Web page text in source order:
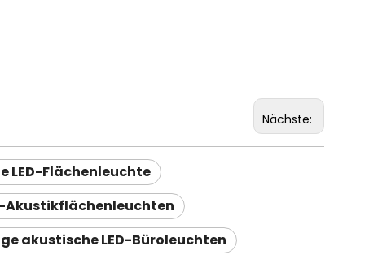
Nächste:
LED-Flächenleuchte
Akustikflächenleuchten
akustische LED-Büroleuchten